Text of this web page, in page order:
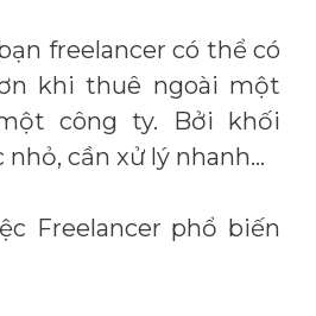
freelancer có thể có
khi thuê ngoài một
công ty. Bởi khối
cần xử lý nhanh…
Freelancer phổ biến